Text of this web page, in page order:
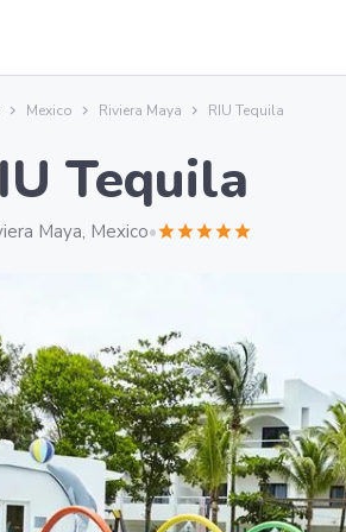
Mexico Riviera Maya RIU Tequila
Tequila
Maya, Mexico•starstarstarstarstar